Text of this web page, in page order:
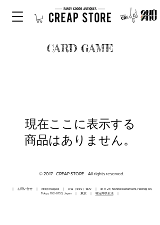
CARD GAME
現在ここに表示する
商品はありません。
© 2017 CREAP STORE All rights reserved.
｜ お問い合せ ｜ info@creap.co｜ 042（659）1870 ｜ 81-11 2F, Nishiterakatamachi, Hachioji-shi,
Tokyo, 192-0153, Japan ｜ 東京 ｜ 特定商取引法｜